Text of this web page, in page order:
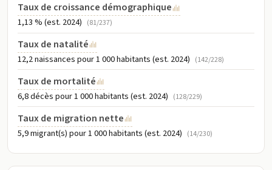
Taux de croissance démographique
1,13 % (est. 2024) (81/237)
Taux de natalité
12,2 naissances pour 1 000 habitants (est. 2024) (142/228)
Taux de mortalité
6,8 décès pour 1 000 habitants (est. 2024) (128/229)
Taux de migration nette
5,9 migrant(s) pour 1 000 habitants (est. 2024) (14/230)